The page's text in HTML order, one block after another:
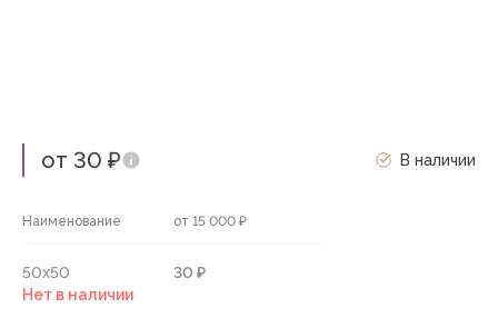
от 30 ₽ В наличии
Наименование от 15 000 ₽
50х50
30 ₽
Нет в наличии